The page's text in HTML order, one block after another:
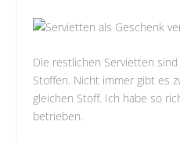
Die restlichen Servietten
Stoffen. Nicht immer gibt es
gleichen Stoff. Ich habe so
betrieben.